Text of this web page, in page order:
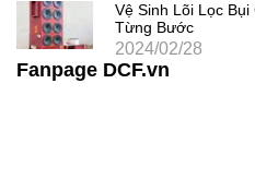
Vệ Sinh Lõi Lọc
Từng Bước
2024/02/28
Fanpage DCF.vn